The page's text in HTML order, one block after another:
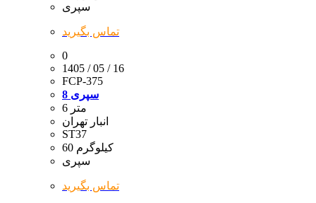
سپری
تماس بگیرید
0
1405 / 05 / 16
FCP-375
سپری 8
6 متر
انبار تهران
ST37
60 کیلوگرم
سپری
تماس بگیرید